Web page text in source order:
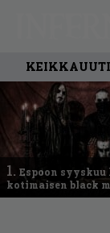
1. Espoon
kotimaisen black